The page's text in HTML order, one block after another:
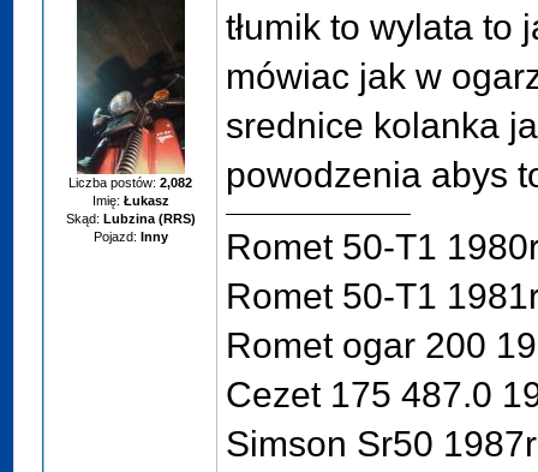
Liczba postów:2,082
Imię: Łukasz
Skąd: Lubzina (RRS)
Pojazd: Inny
tłumik to wylata to
mówiac jak w
srednice kolanka
powodzenia abys
Romet 50-T1
Romet 50-T1
Romet ogar 200
Cezet 175 487.0
Simson Sr50 1987r